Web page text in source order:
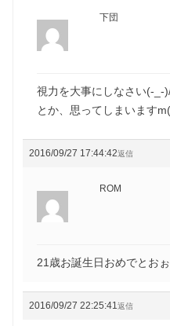
下団
視力を大事にしなさい(-_-
とか、思ってしまいます
2016/09/27 17:44:42返信
ROM
21歳お誕生日おめでとおぉ
2016/09/27 22:25:41返信